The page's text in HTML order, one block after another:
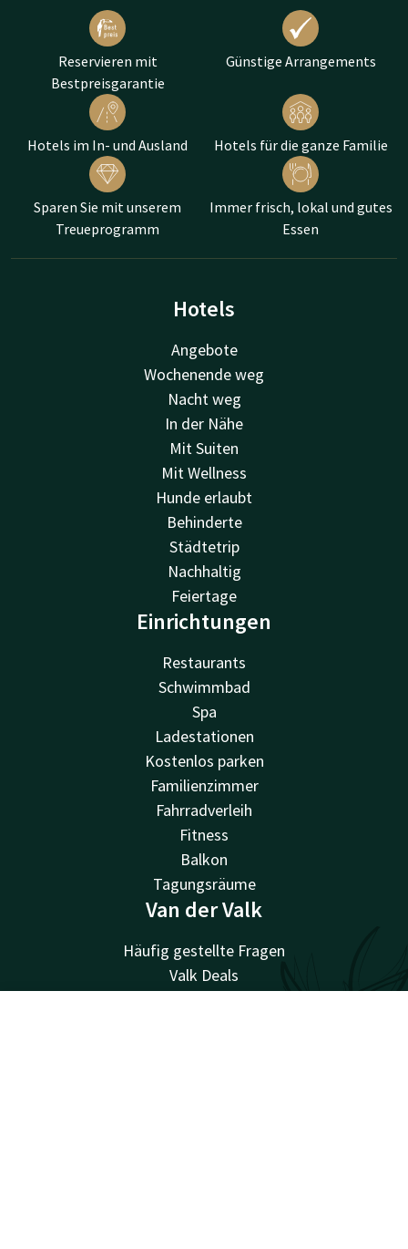
Reservieren mit
Bestpreisgarantie
Günstige Arrangements
Hotels im In- und Ausland Hotels für die ganze Familie
Sparen Sie mit unserem
Treueprogramm
Immer frisch, lokal und gutes
Essen
Hotels
Angebote
Wochenende weg
Nacht weg
In der Nähe
Mit Suiten
Mit Wellness
Hunde erlaubt
Behinderte
Städtetrip
Nachhaltig
Feiertage
Einrichtungen
Restaurants
Schwimmbad
Spa
Ladestationen
Kostenlos parken
Familienzimmer
Fahrradverleih
Fitness
Balkon
Tagungsräume
Van der Valk
Häufig gestellte Fragen
Valk Deals